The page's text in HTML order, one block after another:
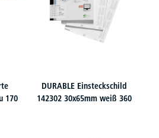
170
DURABLE Einsteckschild
142302 30x65mm weiß 360